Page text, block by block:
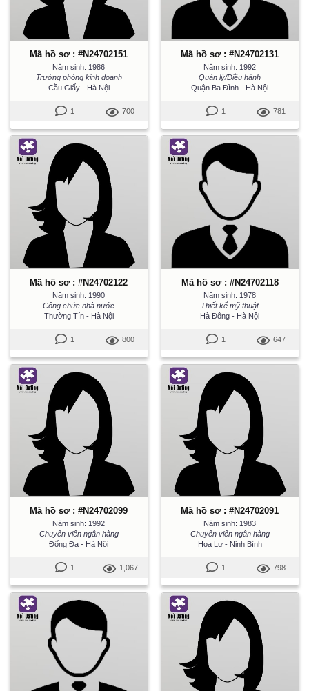
Mã hồ sơ : #N24702151
Năm sinh: 1986
Trưởng phòng kinh doanh
Cầu Giấy - Hà Nội
1 700
Mã hồ sơ : #N24702131
Năm sinh: 1992
Quản lý/Điều hành
Quận Ba Đình - Hà Nội
1 781
Mã hồ sơ : #N24702122
Năm sinh: 1990
Công chức nhà nước
Thường Tín - Hà Nội
1 800
Mã hồ sơ : #N24702118
Năm sinh: 1978
Thiết kế mỹ thuật
Hà Đông - Hà Nội
1 647
Mã hồ sơ : #N24702099
Năm sinh: 1992
Chuyên viên ngân hàng
Đống Đa - Hà Nội
1 1,067
Mã hồ sơ : #N24702091
Năm sinh: 1983
Chuyên viên ngân hàng
Hoa Lư - Ninh Bình
1 798